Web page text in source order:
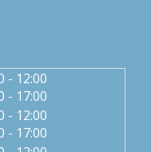
tot
- 12:00
tot
- 17:00
tot
- 12:00
tot
- 17:00